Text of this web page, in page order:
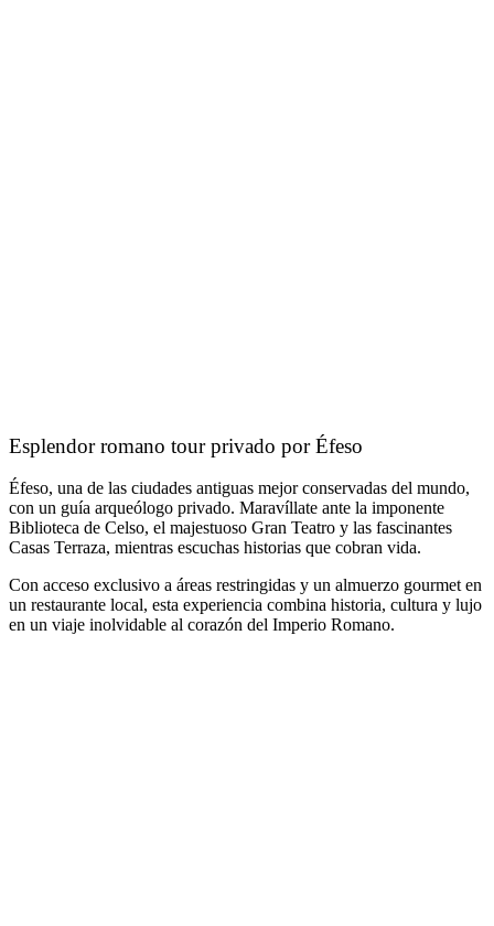
Esplendor romano tour privado por Éfeso
Éfeso, una de las ciudades antiguas mejor conservadas del mundo,
con un guía arqueólogo privado. Maravíllate ante la imponente
Biblioteca de Celso, el majestuoso Gran Teatro y las fascinantes
Casas Terraza, mientras escuchas historias que cobran vida.
Con acceso exclusivo a áreas restringidas y un almuerzo gourmet en
un restaurante local, esta experiencia combina historia, cultura y lujo
en un viaje inolvidable al corazón del Imperio Romano.